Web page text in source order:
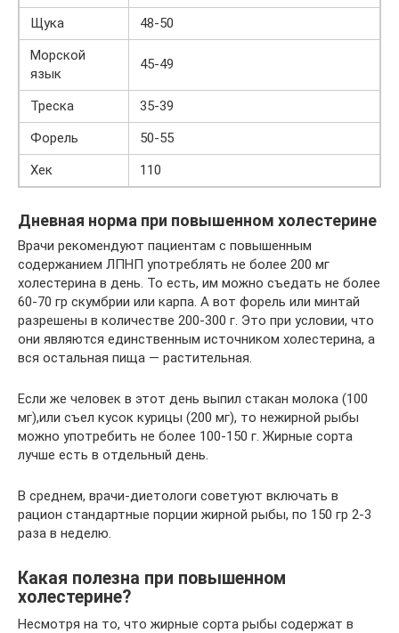
Щука
48-50
Морской
язык
45-49
Треска
35-39
Форель
50-55
Хек
110
Дневная норма при повышенном холестерине
Врачи рекомендуют пациентам с повышенным
содержанием ЛПНП употреблять не более 200 мг
холестерина в день. То есть, им можно съедать не более
60-70 гр скумбрии или карпа. А вот форель или минтай
разрешены в количестве 200-300 г. Это при условии, что
они являются единственным источником холестерина, а
вся остальная пища — растительная.
Если же человек в этот день выпил стакан молока (100
мг),или съел кусок курицы (200 мг), то нежирной рыбы
можно употребить не более 100-150 г. Жирные сорта
лучше есть в отдельный день.
В среднем, врачи-диетологи советуют включать в
рацион стандартные порции жирной рыбы, по 150 гр 2-3
раза в неделю.
Какая полезна при повышенном
холестерине?
Несмотря на то, что жирные сорта рыбы содержат в